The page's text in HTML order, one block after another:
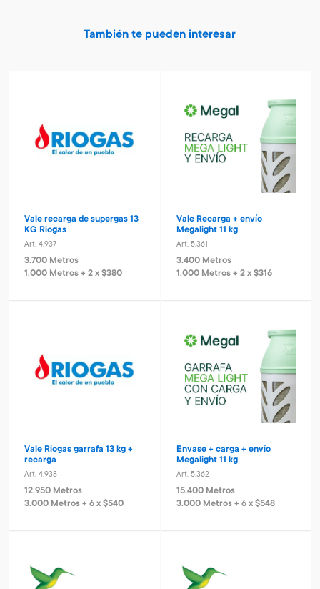
También te pueden interesar
Vale recarga de supergas 13
KG Riogas
Art. 4.937
3.700 Metros
1.000 Metros + 2 x $380
Vale Recarga + envío
Megalight 11 kg
Art. 5.361
3.400 Metros
1.000 Metros + 2 x $316
Vale Riogas garrafa 13 kg +
recarga
Art. 4.938
12.950 Metros
3.000 Metros + 6 x $540
Envase + carga + envío
Megalight 11 kg
Art. 5.362
15.400 Metros
3.000 Metros + 6 x $548